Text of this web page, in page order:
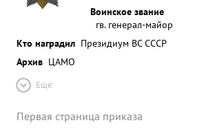
Воинское звание
гв. генерал-майор
Кто наградил Президиум ВС СССР
Архив ЦАМО
Ещё
Первая страница приказа